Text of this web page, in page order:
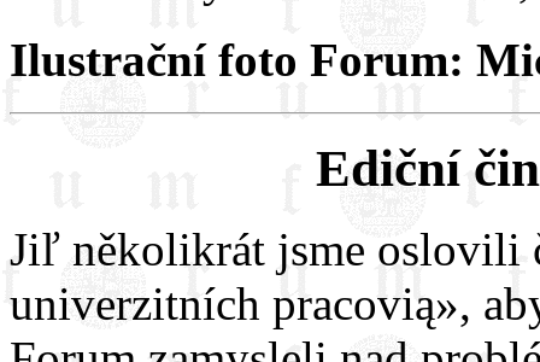
Ilustrační foto Forum:
Ediční
Jiľ několikrát jsme oslovili
univerzitních pracovią»,